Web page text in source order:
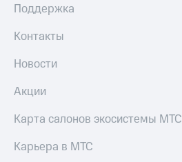
Поддержка
Контакты
Новости
Акции
Карта салонов экосистемы МТС
Карьера в МТС